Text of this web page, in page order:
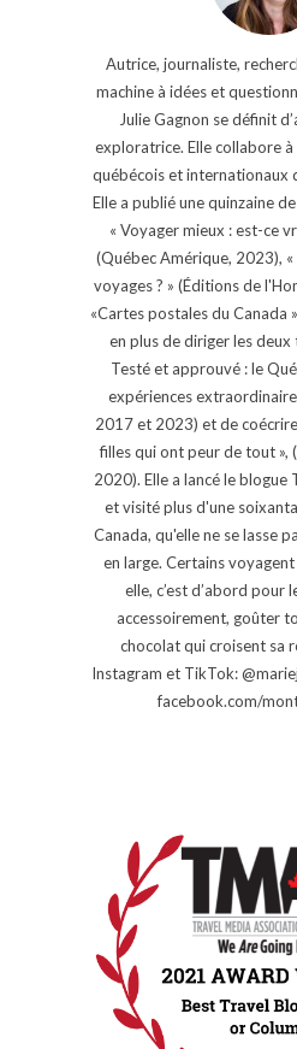
Autrice, journaliste,
machine à idées et
Julie Gagnon se définit
exploratrice. Elle collabore
québécois et internationaux
Elle a publié une quinzaine
« Voyager mieux : est-ce
(Québec Amérique, 2023),
voyages ? » (Éditions de
«Cartes postales du Canada
en plus de diriger les deux
Testé et approuvé : le
expériences
2017 et 2023) et de
filles qui ont peur de tout »,
2020). Elle a lancé le blogue
et visité plus d'une
Canada, qu'elle ne se lasse
en large. Certains
elle, c’est d’abord pour
accessoirement, goûter
chocolat qui croisent sa
Instagram et TikTok:
facebook.com/